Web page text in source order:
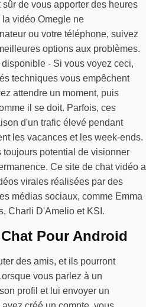
de vous apporter des heures
vidéo Omegle ne
ou votre téléphone, suivez
options aux problèmes.
- Si vous voyez ceci,
techniques vous empêchent
attendre un moment, puis
il se doit. Parfois, ces
d'un trafic élevé pendant
les vacances et les week-ends.
toujours potential de visionner
Ce site de chat vidéo a
virales réalisées par des
médias sociaux, comme Emma
Charli D'Amelio et KSI.
Pour Android
des amis, et ils pourront
vous parlez à un
profil et lui envoyer un